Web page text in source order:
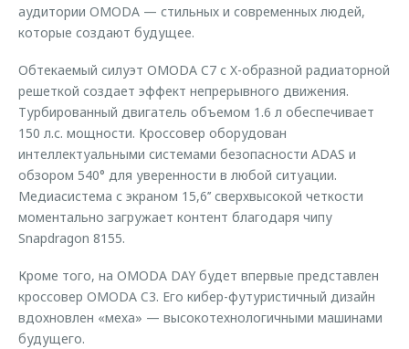
аудитории OMODA — стильных и современных людей,
которые создают будущее.
Обтекаемый силуэт OMODA C7 с X-образной радиаторной
решеткой создает эффект непрерывного движения.
Турбированный двигатель объемом 1.6 л обеспечивает
150 л.с. мощности. Кроссовер оборудован
интеллектуальными системами безопасности ADAS и
обзором 540° для уверенности в любой ситуации.
Медиасистема с экраном 15,6’’ сверхвысокой четкости
моментально загружает контент благодаря чипу
Snapdragon 8155.
Кроме того, на OMODA DAY будет впервые представлен
кроссовер OMODA C3. Его кибер-футуристичный дизайн
вдохновлен «меха» — высокотехнологичными машинами
будущего.